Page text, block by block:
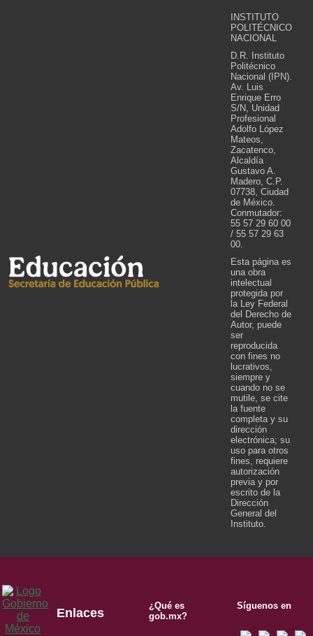
INSTITUTO
POLITÉCNICO
NACIONAL
D.R. Instituto
Politécnico
Nacional (IPN).
Av. Luis
Enrique Erro
S/N, Unidad
Profesional
Adolfo López
Mateos,
Zacatenco,
Alcaldía
Gustavo A.
Madero, C.P.
07738, Ciudad
de México.
Conmutador:
55 57 29 60 00
/ 55 57 29 63
00.
Esta página es
una obra
intelectual
protegida por
la Ley Federal
del Derecho de
Autor, puede
ser
reproducida
con fines no
lucrativos,
siempre y
cuando no se
mutile, se cite
la fuente
completa y su
dirección
electrónica; su
uso para otros
fines, requiere
autorización
previa y por
escrito de la
Dirección
General del
Instituto.
Enlaces
¿Qué es
gob.mx?
Síguenos en